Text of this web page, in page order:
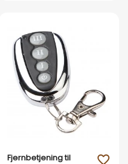
Vis her
Fjernbetjening til
favorite_outline